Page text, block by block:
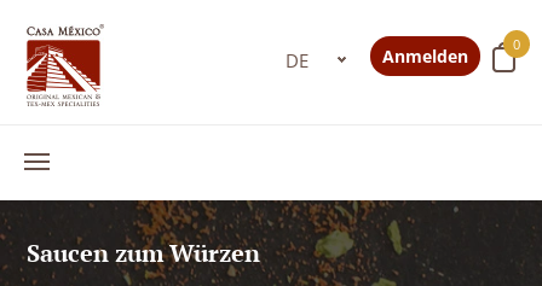
0
Anmelden
Saucen zum Würzen